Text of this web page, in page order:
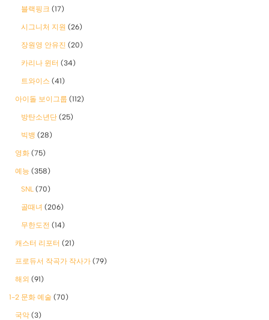
블랙핑크 (17)
시그니처 지원 (26)
장원영 안유진 (20)
카리나 윈터 (34)
트와이스 (41)
아이돌 보이그룹 (112)
방탄소년단 (25)
빅뱅 (28)
영화 (75)
예능 (358)
SNL (70)
골때녀 (206)
무한도전 (14)
캐스터 리포터 (21)
프로듀서 작곡가 작사가 (79)
해외 (91)
1-2 문화 예술 (70)
국악 (3)